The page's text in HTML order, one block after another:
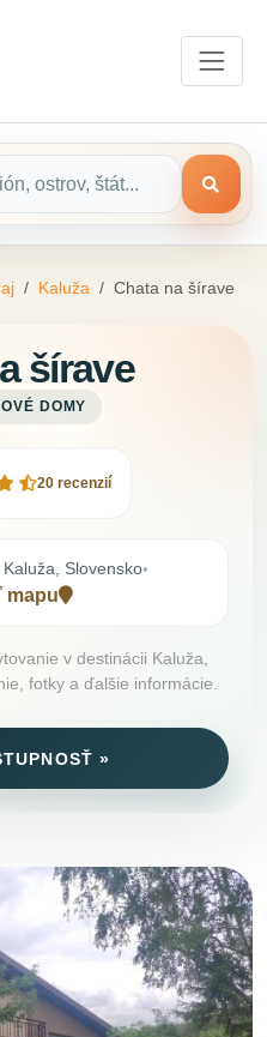
Kaluža Chata na šírave
šírave
DOMY
20 recenzií
Slovensko•
mapu
v destinácii Kaluža,
fotky a ďalšie informácie.
»